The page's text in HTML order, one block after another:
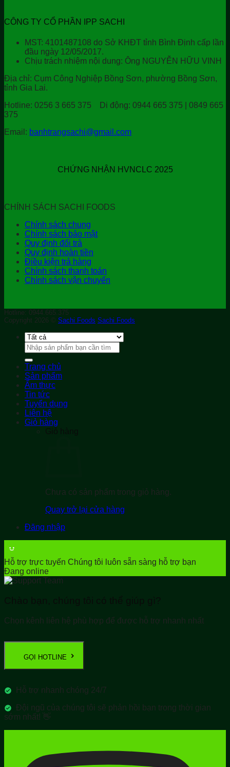
CÔNG TY CỔ PHẦN IPP SACHI
MST: 4101487108 do Sở KHĐT tỉnh Bình Định cấp lần
đầu ngày 12/05/2017.
Chịu trách nhiệm nội dung: Ông NGUYỄN HỮU VINH
Địa chỉ: Cụm Công Nghiệp Bồng Sơn, phường Bồng Sơn,
tỉnh Gia Lai.
Hotline: 0256 3 665 375 Di động: 0944 665 375 | 0849 665
375
Email: banhtrangsachi@gmail.com
CHỨNG NHẬN HVNCLC 2025
CHÍNH SÁCH SACHI FOODS
Chính sách chung
Chính sách bảo mật
Quy định đổi trả
Quy định hoàn tiền
Điều kiện trả hàng
Chính sách thanh toán
Chính sách vận chuyển
Hotline: 0944.665.375
Copyright 2026 © Sachi Foods Sachi Foods
Tìm
kiếm:
Trang chủ
Sản phẩm
Ẩm thực
Tin tức
Tuyển dụng
Liên hệ
Giỏ hàng
Giỏ hàng
Chưa có sản phẩm trong giỏ hàng.
Quay trở lại cửa hàng
Đăng nhập
Hỗ trợ trực tuyến Chúng tôi luôn sẵn sàng hỗ trợ bạn
Đang online
Chào bạn, chúng tôi có thể giúp gì?
Chọn kênh liên hệ phù hợp để được hỗ trợ nhanh nhất
GỌI HOTLINE
Hỗ trợ nhanh chóng 24/7
Đội ngũ của chúng tôi sẽ phản hồi bạn trong thời gian
sớm nhất! 👋